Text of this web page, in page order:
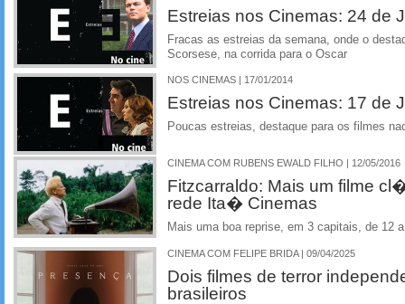
Estreias nos Cinemas: 24 de
Fracas as estreias da semana, onde o
Scorsese, na corrida para o Oscar
NOS CINEMAS | 17/01/2014
Estreias nos Cinemas: 17 de
Poucas estreias, destaque para os filmes
CINEMA COM RUBENS EWALD FILHO | 12/05/2016
Fitzcarraldo: Mais um filme
rede Ita� Cinemas
Mais uma boa reprise, em 3 capitais, de 12
CINEMA COM FELIPE BRIDA | 09/04/2025
Dois filmes de terror
brasileiros